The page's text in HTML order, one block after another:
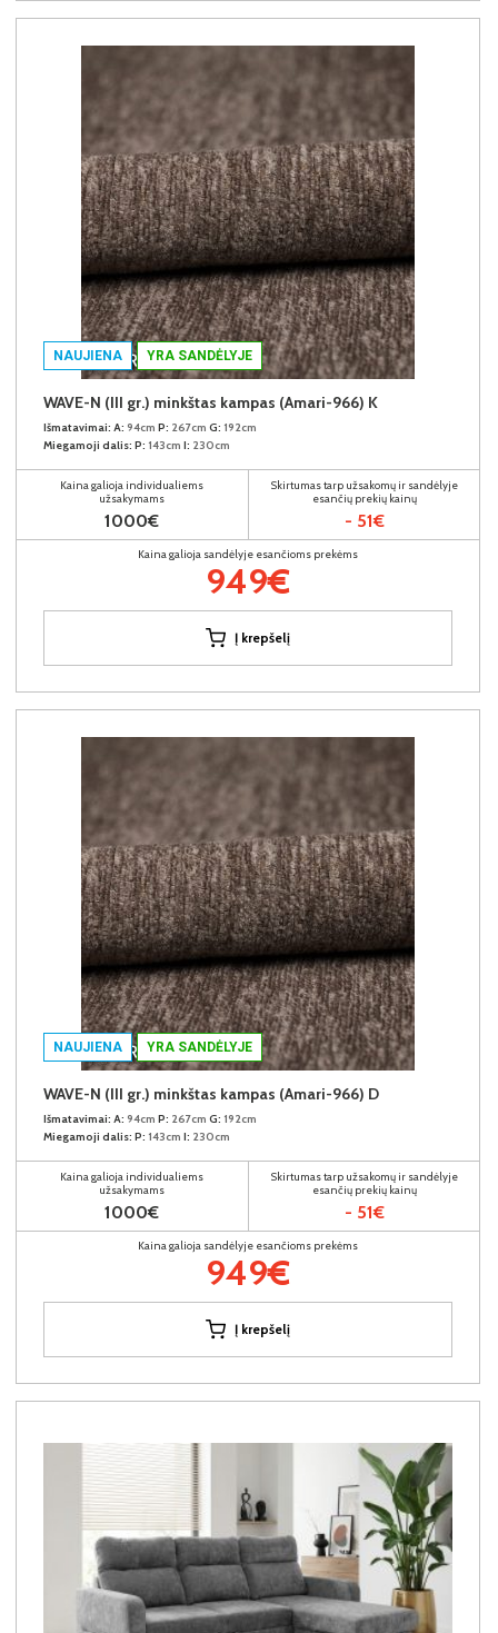
NAUJIENA YRA SANDĖLYJE
WAVE-N (III gr.) minkštas kampas (Amari-966) K
Išmatavimai: A: 94cm P: 267cm G: 192cm
Miegamoji dalis: P: 143cm I: 230cm
Kaina galioja individualiems
užsakymams
1000€
Skirtumas tarp užsakomų ir sandėlyje
esančių prekių kainų
- 51€
Kaina galioja sandėlyje esančioms prekėms
949€
Į krepšelį
NAUJIENA YRA SANDĖLYJE
WAVE-N (III gr.) minkštas kampas (Amari-966) D
Išmatavimai: A: 94cm P: 267cm G: 192cm
Miegamoji dalis: P: 143cm I: 230cm
Kaina galioja individualiems
užsakymams
1000€
Skirtumas tarp užsakomų ir sandėlyje
esančių prekių kainų
- 51€
Kaina galioja sandėlyje esančioms prekėms
949€
Į krepšelį